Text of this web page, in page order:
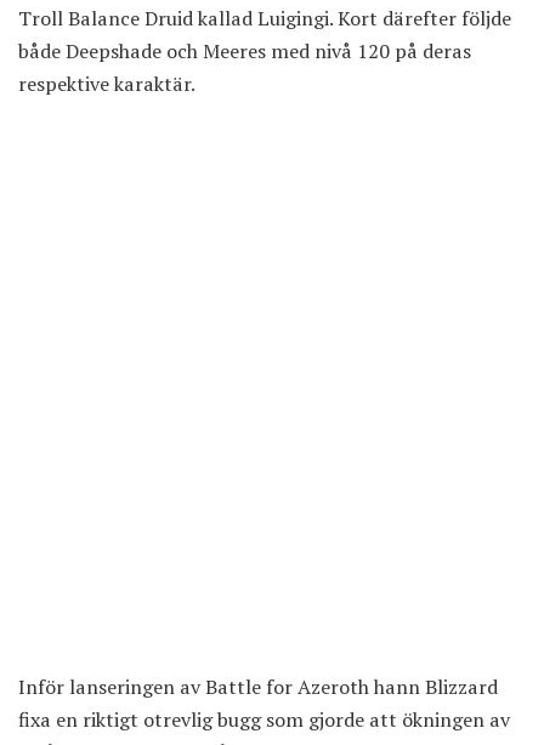
Troll Balance Druid kallad Luigingi. Kort därefter följde
både Deepshade och Meeres med nivå 120 på deras
respektive karaktär.
Inför lanseringen av Battle for Azeroth hann Blizzard
fixa en riktigt otrevlig bugg som gjorde att ökningen av